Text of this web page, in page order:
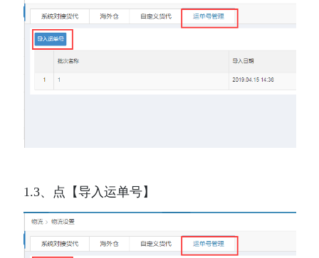
1.3、点【导入运单号】